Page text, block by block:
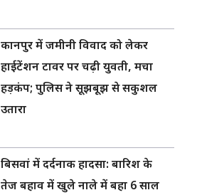
कानपुर में जमीनी विवाद को लेकर
हाईटेंशन टावर पर चढ़ी युवती, मचा
हड़कंप; पुलिस ने सूझबूझ से सकुशल
उतारा
बिसवां में दर्दनाक हादसा: बारिश के
तेज बहाव में खुले नाले में बहा 6 साल